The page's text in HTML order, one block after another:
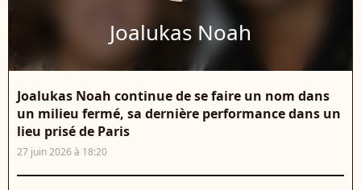
Joalukas Noah
Joalukas Noah continue de se faire un nom dans
un milieu fermé, sa dernière performance dans un
lieu prisé de Paris
27 juin 2026 à 18:20